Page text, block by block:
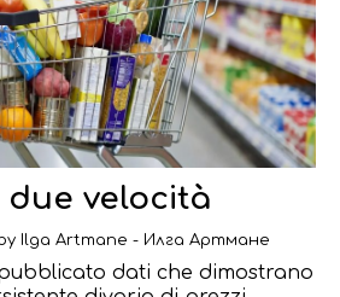
due velocità
Ilga Artmane - Илга Артмане
dati che dimostrano